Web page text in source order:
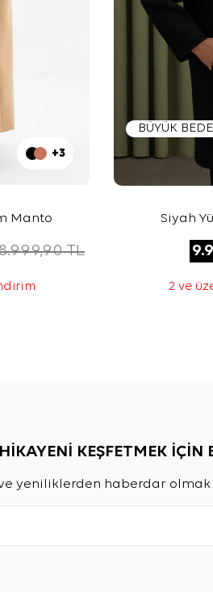
+3
Manto
TL
BÜYÜK
Siyah
2 ve
KEŞFETMEK İÇİN
yeniliklerden haberdar olmak